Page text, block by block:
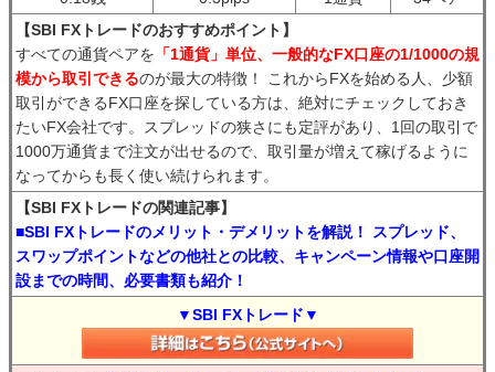
【SBI FXトレードのおすすめポイント】
すべての通貨ペアを 「1通貨」単位、一般的なFX口座の1/1000の規
模から取引できるのが最大の特徴！ これからFXを始める人、少額
取引ができるFX口座を探している方は、絶対にチェックしておき
たいFX会社です。スプレッドの狭さにも定評があり、1回の取引で
1000万通貨まで注文が出せるので、取引量が増えて稼げるように
なってからも長く使い続けられます。
【SBI FXトレードの関連記事】
■SBI FXトレードのメリット・デメリットを解説！ スプレッド、
スワップポイントなどの他社との比較、キャンペーン情報や口座開
設までの時間、必要書類も紹介！
▼SBI FXトレード▼